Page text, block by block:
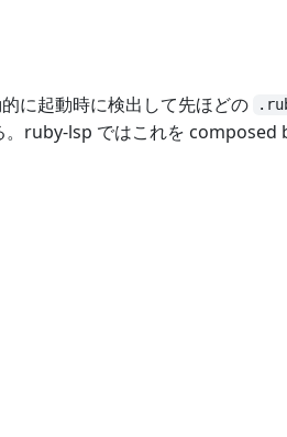
に起動時に検出して先ほどの
ruby-lsp ではこれを composed